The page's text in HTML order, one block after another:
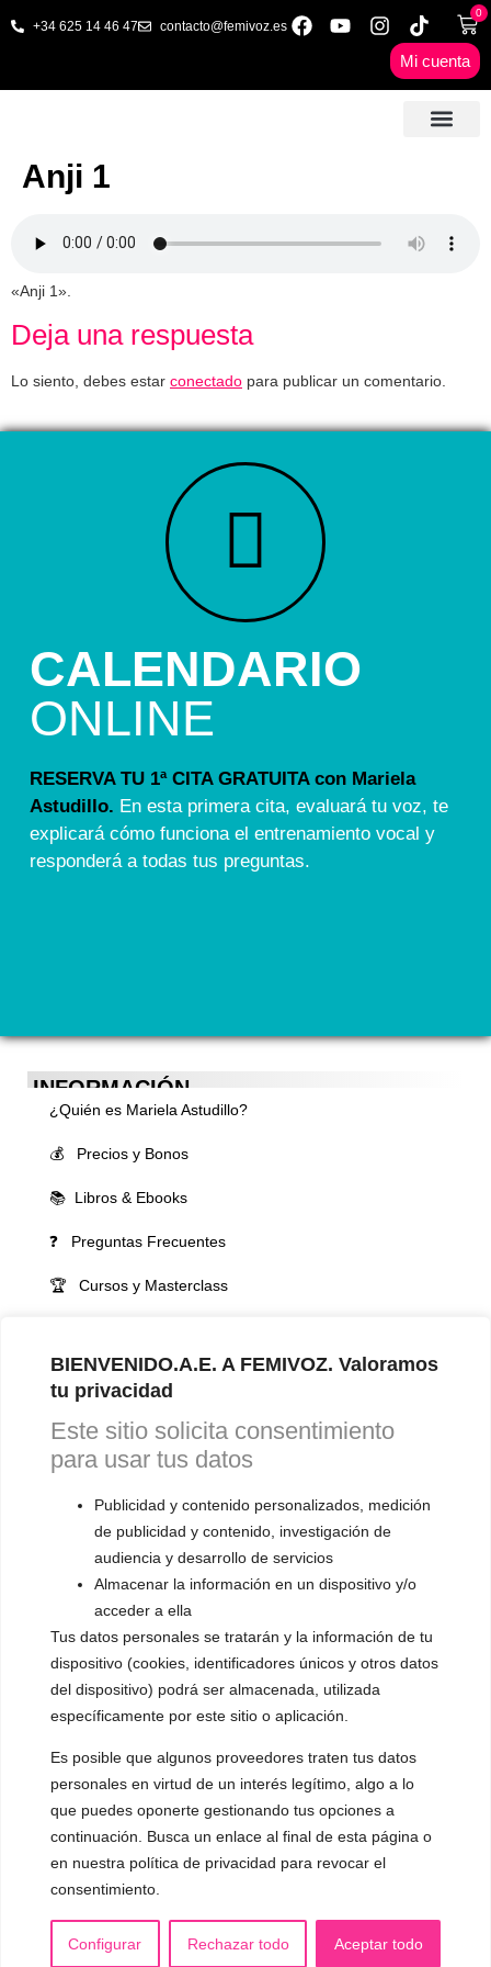
BIENVENIDO.A.E. A FEMIVOZ. Valoramos
tu privacidad
Este sitio solicita consentimiento
para usar tus datos
Publicidad y contenido personalizados, medición
de publicidad y contenido, investigación de
audiencia y desarrollo de servicios
Almacenar la información en un dispositivo y/o
acceder a ella
Tus datos personales se tratarán y la información de tu
dispositivo (cookies, identificadores únicos y otros datos
del dispositivo) podrá ser almacenada, utilizada
específicamente por este sitio o aplicación.
Es posible que algunos proveedores traten tus datos
personales en virtud de un interés legítimo, algo a lo
que puedes oponerte gestionando tus opciones a
continuación. Busca un enlace al final de esta página o
en nuestra política de privacidad para revocar el
consentimiento.
Configurar Rechazar todo Aceptar todo
+34 625 14 46 47 contacto@femivoz.es
0
Mi cuenta
Anji 1
«Anji 1».
Deja una respuesta
Lo siento, debes estar conectado para publicar un comentario.
CALENDARIO
ONLINE
RESERVA TU 1ª CITA GRATUITA con Mariela
Astudillo. En esta primera cita, evaluará tu voz, te
explicará cómo funciona el entrenamiento vocal y
responderá a todas tus preguntas.
INFORMACIÓN
¿Quién es Mariela Astudillo?
💰 Precios y Bonos
📚 Libros & Ebooks
❓ Preguntas Frecuentes
🏆 Cursos y Masterclass
▪️ Feminización de la voz
▪️ Neutralización de la voz
▪️ Dualización de la voz
▪️ Androginización de la voz
OTRAS SESIONES
▪️ Caracterización de la voz
▪️ Voz virilizada por esteroides
▪️ Modificación del acento
CONTACTO Y CITAS
✅Pide tu CITA ONLINE
WhatsApp :+34 625 14 46 47